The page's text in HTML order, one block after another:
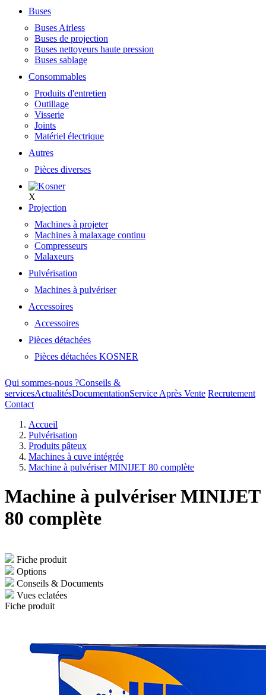
Buses
Buses Airless
Buses de projection
Buses nettoyeurs haute pression
Buses sablage
Consommables
Produits d'entretien
Outillage
Visserie
Joints
Matériel électrique
Autres
Pièces diverses
X
Projection
Machines à projeter
Machines à malaxage continu
Compresseurs
Malaxeurs
Pulvérisation
Machines à pulvériser
Accessoires
Accessoires
Pièces détachées
Pièces détachées KOSNER
Qui sommes-nous ?Conseils &
servicesActualitésDocumentationService Après Vente Recrutement
Contact
Accueil
Pulvérisation
Produits pâteux
Machines à cuve intégrée
Machine à pulvériser MINIJET 80 complète
Machine à pulvériser MINIJET
80 complète
Fiche produit
Options
Conseils & Documents
Vues eclatées
Fiche produit